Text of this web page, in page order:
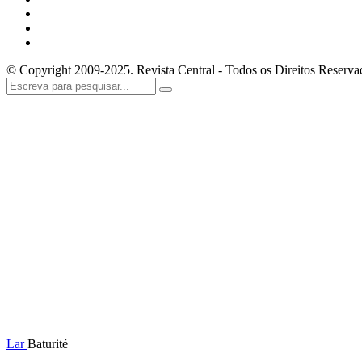
© Copyright 2009-2025. Revista Central - Todos os Direitos
LarBaturité